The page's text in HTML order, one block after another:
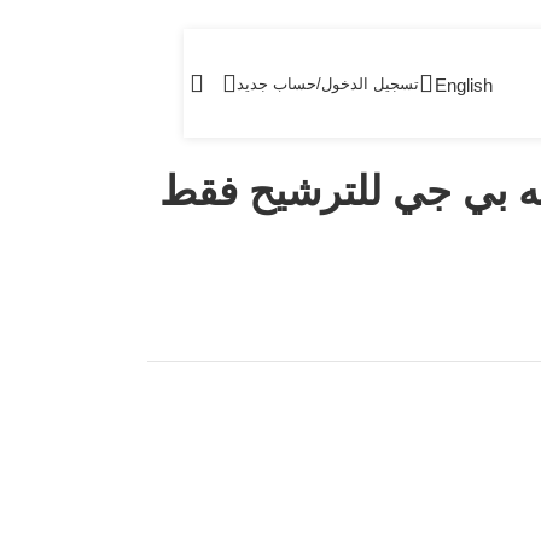
English تسجيل الدخول/حساب جديد
بي جي للترشيح فقط